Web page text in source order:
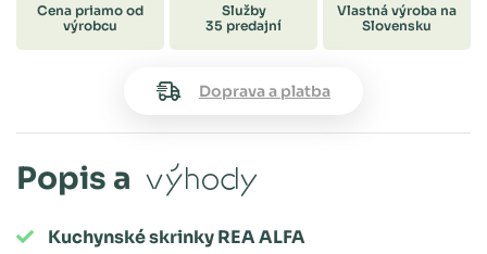
Cena priamo od
výrobcu
Služby
35 predajní
Vlastná výroba na
Slovensku
Doprava a platba
Popis a výhody
Kuchynské skrinky REA ALFA